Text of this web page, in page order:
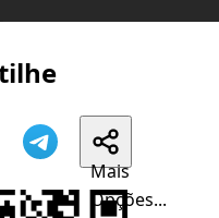
Mais
Opções...